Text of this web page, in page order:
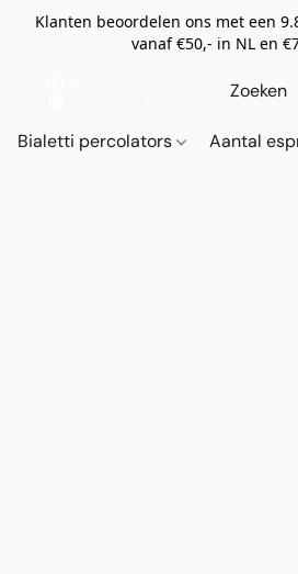
Klanten beoordelen ons met een
vanaf €50,- in NL en
Bialetti percolators Aantal